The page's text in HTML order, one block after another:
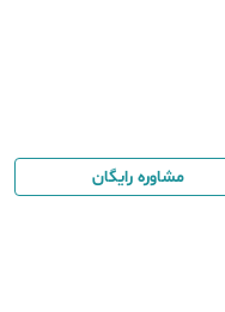
مشاوره رایگان